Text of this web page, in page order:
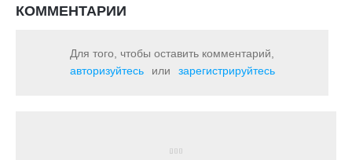
КОММЕНТАРИИ
Для того, чтобы оставить комментарий,
авторизуйтесь
или зарегистрируйтесь